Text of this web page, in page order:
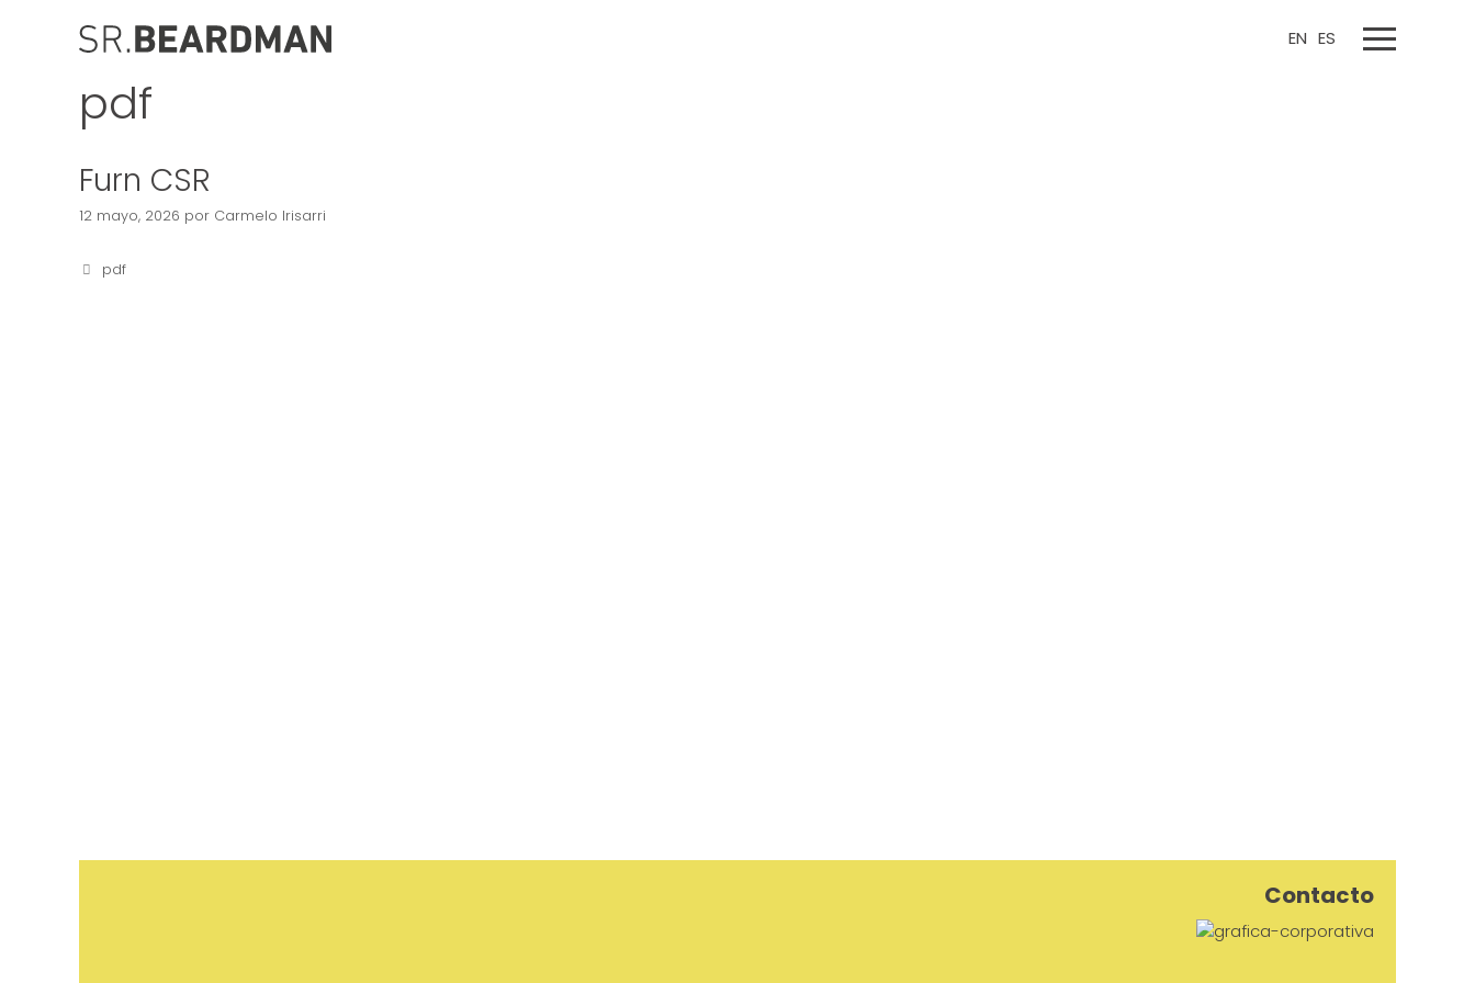
contenido
EN ES
pdf
Furn CSR
12 mayo, 2026 por Carmelo Irisarri
Categorías
pdf
Contacto